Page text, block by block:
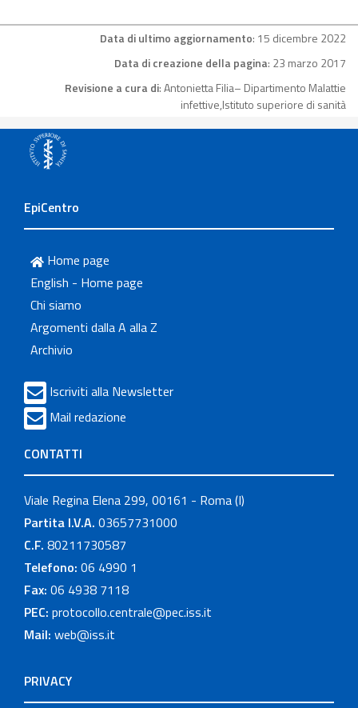
Data di ultimo aggiornamento: 15 dicembre 2022
Data di creazione della pagina: 23 marzo 2017
Revisione a cura di: Antonietta Filia– Dipartimento Malattie
infettive,Istituto superiore di sanità
EpiCentro
Home page
English - Home page
Chi siamo
Argomenti dalla A alla Z
Archivio
Iscriviti alla Newsletter
Mail redazione
CONTATTI
Viale Regina Elena 299, 00161 - Roma (I)
Partita I.V.A. 03657731000
C.F. 80211730587
Telefono: 06 4990 1
Fax: 06 4938 7118
PEC: protocollo.centrale@pec.iss.it
Mail: web@iss.it
PRIVACY